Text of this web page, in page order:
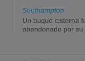
Southampton
Un buque cisterna
abandonado por su